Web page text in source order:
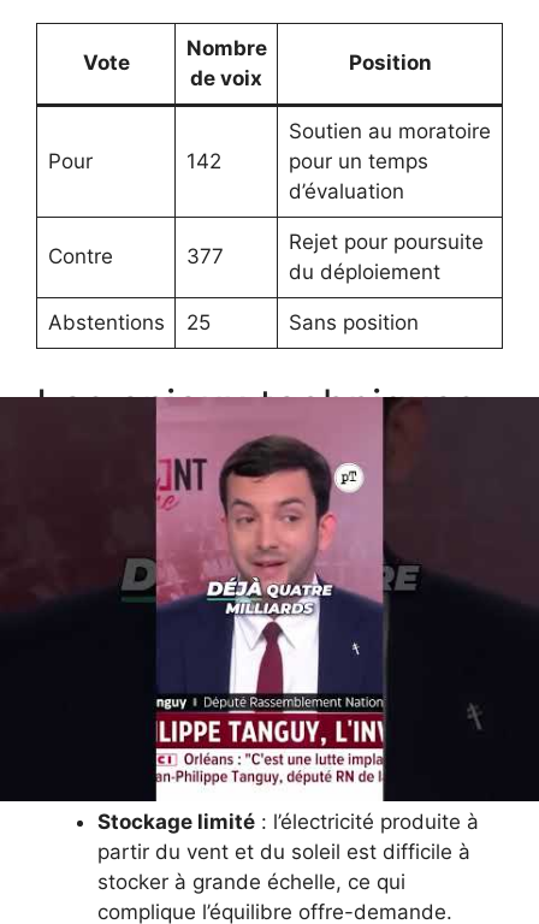
Vote
Nombre
de voix
Position
Pour 142
Soutien au moratoire
pour un temps
d’évaluation
Contre 377
Rejet pour poursuite
du déploiement
Abstentions 25 Sans position
Les enjeux techniques,
sociaux et
environnementaux de
la transition
énergétique en France
Outre l’aspect financier, la montée en puissance
des énergies renouvelables intermittentes
questionne la stabilité du réseau électrique et la
souveraineté énergétique nationale.
Stockage limité : l’électricité produite à
partir du vent et du soleil est difficile à
stocker à grande échelle, ce qui
complique l’équilibre offre-demande.